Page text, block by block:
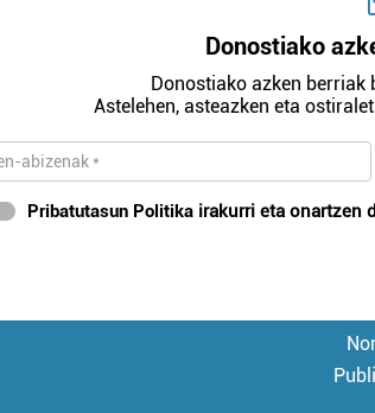
Donostiako
Donostiako azken berriak
Astelehen, asteazken eta
Pribatutasun Politika irakurri eta onartzen